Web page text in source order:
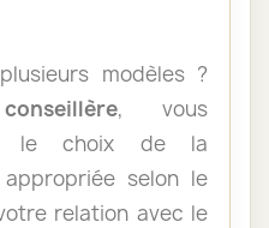
modèles ?
, vous
le choix de la
selon le
relation avec le